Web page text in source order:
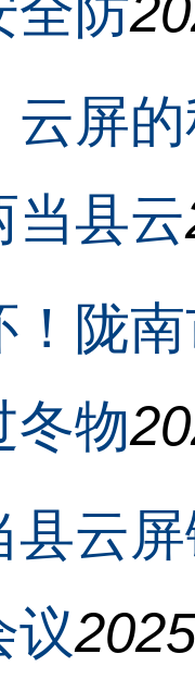
云屏
当县云
！陇
冬物
县云
议